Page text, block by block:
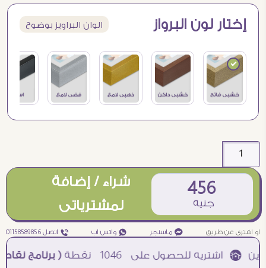
إختار لون البرواز الوان البراويز بوضوح
456
جنيه
شراء / إضافة
لمشترياتى
او اشترى عن طريق ¥ ماسنجر ₧ واتس اب ƒ اتصل 01158589856
1046 نقطة( برنامج نقاطى )à خصم 5% للعملاء الجدد à شحن مجانى عند الشراء ب 4000 جنيه à